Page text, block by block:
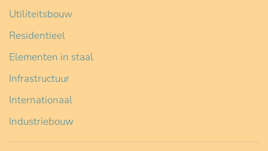
Utiliteitsbouw
Residentieel
Elementen in staal
Infrastructuur
Internationaal
Industriebouw